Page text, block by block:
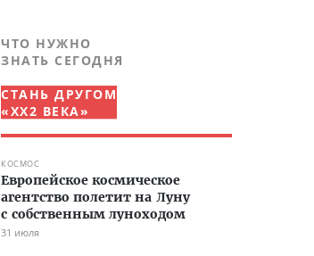
ЧТО НУЖНО
ЗНАТЬ СЕГОДНЯ
СТАНЬ ДРУГОМ
«XX2 ВЕКА»
КОСМОС
Европейское космическое
агентство полетит на Луну
с собственным луноходом
31 июля